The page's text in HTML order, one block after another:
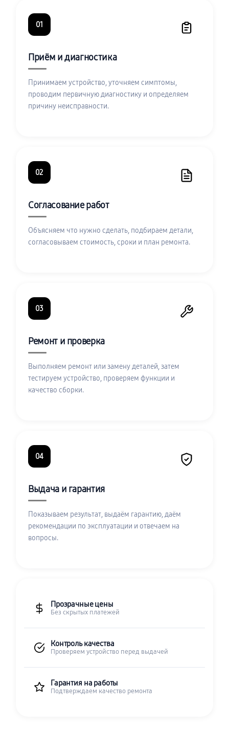
01
Приём и диагностика
Принимаем устройство, уточняем симптомы,
проводим первичную диагностику и определяем
причину неисправности.
02
Согласование работ
Объясняем что нужно сделать, подбираем детали,
согласовываем стоимость, сроки и план ремонта.
03
Ремонт и проверка
Выполняем ремонт или замену деталей, затем
тестируем устройство, проверяем функции и
качество сборки.
04
Выдача и гарантия
Показываем результат, выдаём гарантию, даём
рекомендации по эксплуатации и отвечаем на
вопросы.
Прозрачные цены
Без скрытых платежей
Контроль качества
Проверяем устройство перед выдачей
Гарантия на работы
Подтверждаем качество ремонта